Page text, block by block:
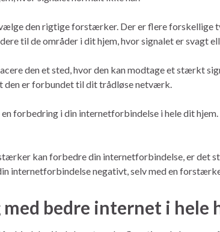
den rigtige forstærker. Der er flere forskellige
til de områder i dit hjem, hvor signalet er svagt
den et sted, hvor den kan modtage et stærkt
den er forbundet til dit trådløse netværk.
forbedring i din internetforbindelse i hele dit
kan forbedre din internetforbindelse, er det
internetforbindelse negativt, selv med en
bedre internet i hele